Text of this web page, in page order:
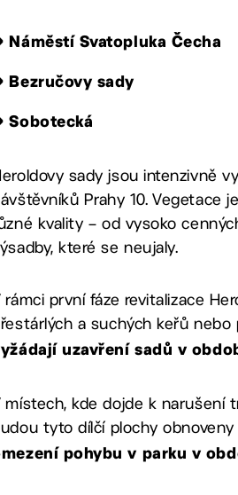
Náměstí Svatopluka Čecha
Bezručovy sady
Sobotecká
sady jsou intenzivně
Prahy 10. Vegetace
kvality – od vysoko
které se neujaly.
rámci první fáze revitalizace
a suchých keřů
uzavření sadů v
místech, kde dojde k narušení
tyto dílčí plochy
pohybu v parku v